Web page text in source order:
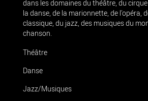
dans les domaines du théâtre, du
la danse, de la marionnette, de l’opéra,
classique, du jazz, des musiques du
chanson.
Théâtre
Danse
Jazz/Musiques